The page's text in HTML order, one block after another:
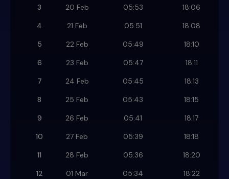
3
20 Feb 05:53
18:06
4
21 Feb 05:51
18:08
5
22 Feb 05:49
18:10
6
23 Feb 05:47
18:11
7
24 Feb 05:45
18:13
8
25 Feb 05:43
18:15
9
26 Feb 05:41
18:17
10
27 Feb 05:39
18:18
11
28 Feb 05:36
18:20
12
01 Mar 05:34
18:22